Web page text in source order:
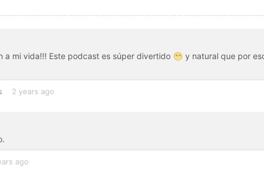
mi vida!!! Este podcast es súper divertido 😁 y natural que por
2 years ago
ago